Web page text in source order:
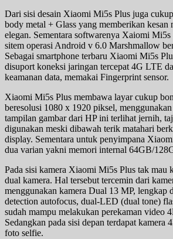
Dari sisi desain Xiaomi Mi5s Plus juga
body metal + Glass yang memberikan kesan
elegan. Sementara softwarenya Xaiomi Mi5s
sitem operasi Android v 6.0 Marshmallow
Sebagai smartphone terbaru Xiaomi Mi5s
disuport koneksi jaringan tercepat 4G LTE
keamanan data, memakai Fingerprint sensor.
Xiaomi Mi5s Plus membawa layar cukup
beresolusi 1080 x 1920 piksel,
tampilan gambar dari HP ini terlihat jernih,
digunakan meski dibawah terik matahari
display. Sementara untuk penyimpana
dua varian yakni memori internal 64GB/
Pada sisi kamera Xiaomi Mi5s Plus tak mau
dual kamera. Hal tersebut tercemin dari
menggunakan kamera Dual 13 MP, lengkap
detection autofocus, dual-LED (dual tone)
sudah mampu melakukan perekaman video
Sedangkan pada sisi depan terdapat kamera
foto selfie.